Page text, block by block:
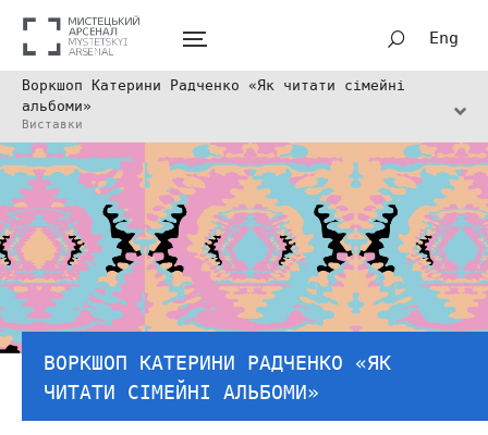
Eng
Воркшоп Катерини Радченко «Як читати сімейні
альбоми»
Виставки
ВОРКШОП КАТЕРИНИ РАДЧЕНКО «ЯК
ЧИТАТИ СІМЕЙНІ АЛЬБОМИ»